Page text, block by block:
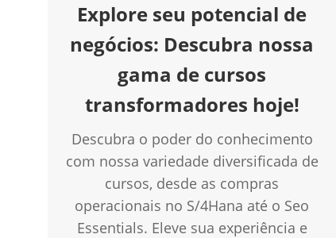
Explore seu potencial de
negócios: Descubra nossa
gama de cursos
transformadores hoje!
Descubra o poder do conhecimento
com nossa variedade diversificada de
cursos, desde as compras
operacionais no S/4Hana até o Seo
Essentials. Eleve sua experiência e